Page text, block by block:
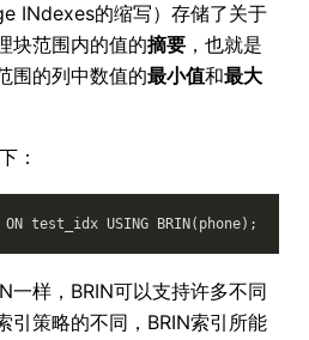
INdexes的缩写）存储了关于
块范围内的值的摘要 ，也就是
围的列中数值的最小值和最大
：
一样，BRIN可以支持许多不同
引策略的不同，BRIN索引所能